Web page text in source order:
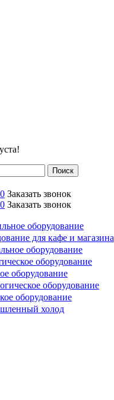
Поиск
Заказать звонок
Заказать звонок
оборудование
для кафе и магазина
оборудование
оборудование
оборудование
оборудование
оборудование
холод